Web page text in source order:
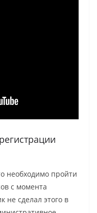
необходимо пройти
с момента
не сделал этого в